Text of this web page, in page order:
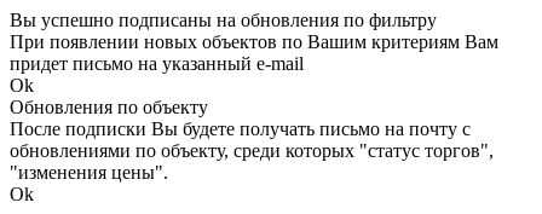
Вы успешно подписаны на обновления по фильтру
При появлении новых объектов по Вашим критериям Вам
придет письмо на указанный e-mail
Ok
Обновления по объекту
После подписки Вы будете получать письмо на почту с
обновлениями по объекту, среди которых "статус торгов",
"изменения цены".
Ok